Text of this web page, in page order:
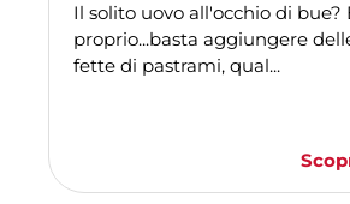
Il solito uovo all'occhio di bue?
proprio...basta aggiungere
fette di pastrami, qual...